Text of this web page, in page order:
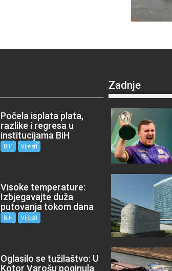
Počela isplata plata,
razlike i regresa u
institucijama BiH
BiH Vijesti
Visoke temperature:
Izbjegavajte duža
putovanja tokom dana
BiH Vijesti
Oglasilo se tužilaštvo: U
Kotor Varošu poginula
Zadnje